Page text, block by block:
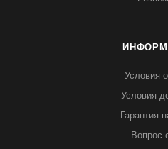
Условия
Условия
Гарантия
Вопрос-